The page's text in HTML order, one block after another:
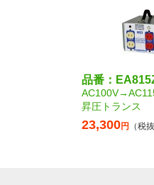
品番：
昇圧トランス
23,300円 （税抜